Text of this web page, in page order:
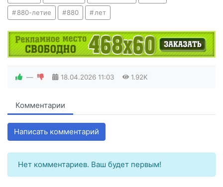
880-летие 880 лет
— 18.04.2026 11:03 1.92K
Комментарии
Написать комментарий
Нет комментариев. Ваш будет первым!